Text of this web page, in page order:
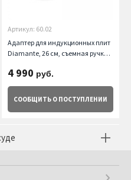
Артикул: 60.02
Адаптер для индукционных плит
Diamante, 26 см, съемная ручка
4 990 руб.
СООБЩИТЬ О ПОСТУПЛЕНИИ